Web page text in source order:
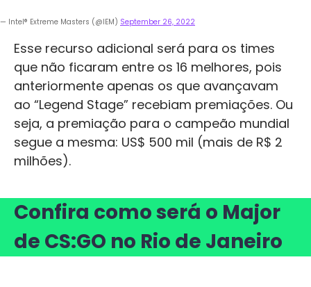
— Intel® Extreme Masters (@IEM) September 26, 2022
Esse recurso adicional será para os times
que não ficaram entre os 16 melhores, pois
anteriormente apenas os que avançavam
ao “Legend Stage” recebiam premiações. Ou
seja, a premiação para o campeão mundial
segue a mesma: US$ 500 mil (mais de R$ 2
milhões).
Confira como será o Major
de CS:GO no Rio de Janeiro